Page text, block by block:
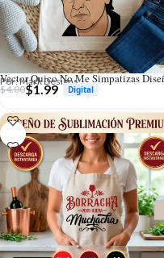
Por: Mark Designs
$4.00$1.99